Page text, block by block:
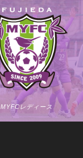
MYFCレディース